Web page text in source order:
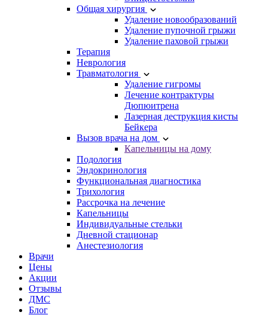
Общая хирургия
Удаление новообразований
Удаление пупочной грыжи
Удаление паховой грыжи
Терапия
Неврология
Травматология
Удаление гигромы
Лечение контрактуры
Дюпюитрена
Лазерная деструкция кисты
Бейкера
Вызов врача на дом
Капельницы на дому
Подология
Эндокринология
Функциональная диагностика
Трихология
Рассрочка на лечение
Капельницы
Индивидуальные стельки
Дневной стационар
Анестезиология
Врачи
Цены
Акции
Отзывы
ДМС
Блог